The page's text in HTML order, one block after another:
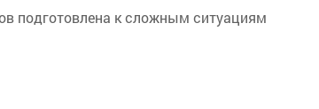
подготовлена к сложным ситуациям